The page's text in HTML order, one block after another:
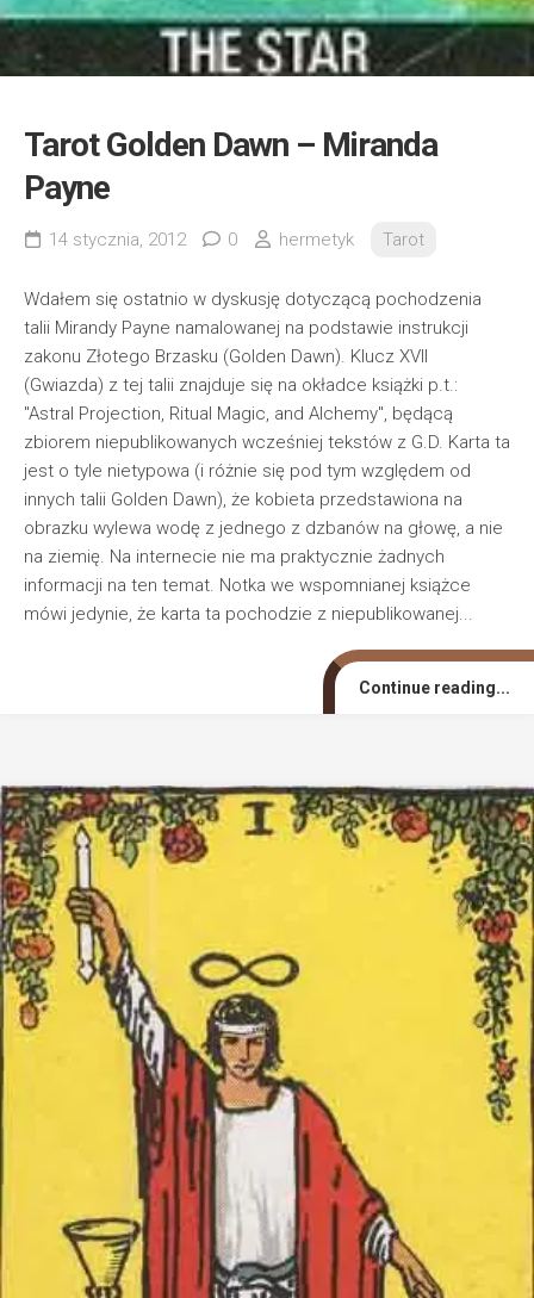
Tarot Golden Dawn – Miranda
Payne
14 stycznia, 2012 0 hermetyk Tarot
Wdałem się ostatnio w dyskusję dotyczącą pochodzenia
talii Mirandy Payne namalowanej na podstawie instrukcji
zakonu Złotego Brzasku (Golden Dawn). Klucz XVII
(Gwiazda) z tej talii znajduje się na okładce książki p.t.:
"Astral Projection, Ritual Magic, and Alchemy", będącą
zbiorem niepublikowanych wcześniej tekstów z G.D. Karta ta
jest o tyle nietypowa (i różnie się pod tym względem od
innych talii Golden Dawn), że kobieta przedstawiona na
obrazku wylewa wodę z jednego z dzbanów na głowę, a nie
na ziemię. Na internecie nie ma praktycznie żadnych
informacji na ten temat. Notka we wspomnianej książce
mówi jedynie, że karta ta pochodzie z niepublikowanej...
Continue reading...